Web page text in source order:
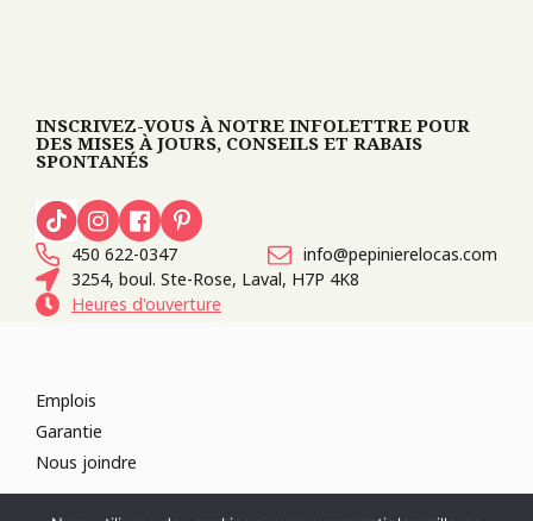
INSCRIVEZ-VOUS À NOTRE INFOLETTRE POUR
DES MISES À JOURS, CONSEILS ET RABAIS
SPONTANÉS
450 622-0347
info@pepinierelocas.com
3254, boul. Ste-Rose, Laval, H7P 4K8
Heures d'ouverture
Emplois
Garantie
Nous joindre